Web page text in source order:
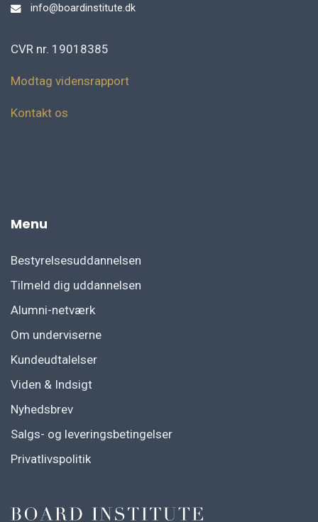
info@boardinstitute.dk
CVR nr. 19018385
Modtag vidensrapport
Kontakt os
Menu
Bestyrelsesuddannelsen
Tilmeld dig uddannelsen
Alumni-netværk
Om underviserne
Kundeudtalelser
Viden & Indsigt
Nyhedsbrev
Salgs- og leveringsbetingelser
Privatlivspolitik